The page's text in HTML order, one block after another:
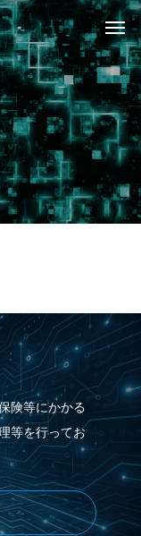
険等にかかる
等を行ってお